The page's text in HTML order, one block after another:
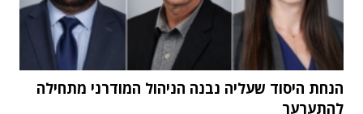
הנחת היסוד שעליה נבנה הניהול המודרני מתחילה
להתערער